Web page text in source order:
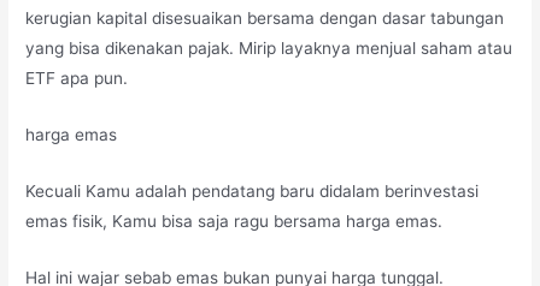
kerugian kapital disesuaikan bersama dengan dasar tabungan
yang bisa dikenakan pajak. Mirip layaknya menjual saham atau
ETF apa pun.
harga emas
Kecuali Kamu adalah pendatang baru didalam berinvestasi
emas fisik, Kamu bisa saja ragu bersama harga emas.
Hal ini wajar sebab emas bukan punyai harga tunggal.